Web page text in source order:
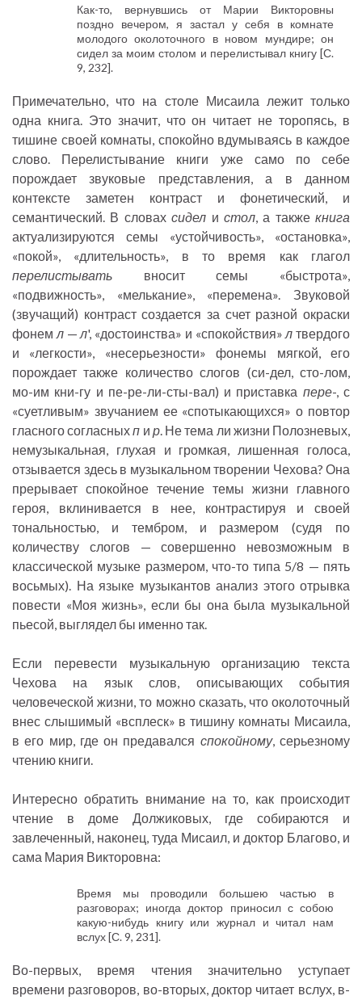
Как-то, вернувшись от Марии Викторовны
поздно вечером, я застал у себя в комнате
молодого околоточного в новом мундире; он
сидел за моим столом и перелистывал книгу [С.
9, 232].
Примечательно, что на столе Мисаила лежит только
одна книга. Это значит, что он читает не торопясь, в
тишине своей комнаты, спокойно вдумываясь в каждое
слово. Перелистывание книги уже само по себе
порождает звуковые представления, а в данном
контексте заметен контраст и фонетический, и
семантический. В словахсидел и стол, а также книга
актуализируются семы «устойчивость», «остановка»,
«покой», «длительность», в то время как глагол
перелистывать вносит семы «быстрота»,
«подвижность», «мелькание», «перемена». Звуковой
(звучащий) контраст создается за счет разной окраски
фонем л—л', «достоинства» и «спокойствия»л твердого
и «легкости», «несерьезности» фонемы мягкой, его
порождает также количество слогов (си-дел, сто-лом,
мо-им кни-гу и пе-ре-ли-сты-вал) и приставка пере-, с
«суетливым» звучанием ее «спотыкающихся» о повтор
гласного согласныхп и р. Не тема ли жизни Полозневых,
немузыкальная, глухая и громкая, лишенная голоса,
отзывается здесь в музыкальном творении Чехова? Она
прерывает спокойное течение темы жизни главного
героя, вклинивается в нее, контрастируя и своей
тональностью, и тембром, и размером (судя по
количеству слогов — совершенно невозможным в
классической музыке размером, что-то типа 5/8 — пять
восьмых). На языке музыкантов анализ этого отрывка
повести «Моя жизнь», если бы она была музыкальной
пьесой, выглядел бы именно так.
Если перевести музыкальную организацию текста
Чехова на язык слов, описывающих события
человеческой жизни, то можно сказать, что околоточный
внес слышимый «всплеск» в тишину комнаты Мисаила,
в его мир, где он предавался спокойному, серьезному
чтению книги.
Интересно обратить внимание на то, как происходит
чтение в доме Должиковых, где собираются и
завлеченный, наконец, туда Мисаил, и доктор Благово, и
сама Мария Викторовна:
Время мы проводили большею частью в
разговорах; иногда доктор приносил с собою
какую-нибудь книгу или журнал и читал нам
вслух [С. 9, 231].
Во-первых, время чтения значительно уступает
времени разговоров, во-вторых, доктор читает вслух, в-